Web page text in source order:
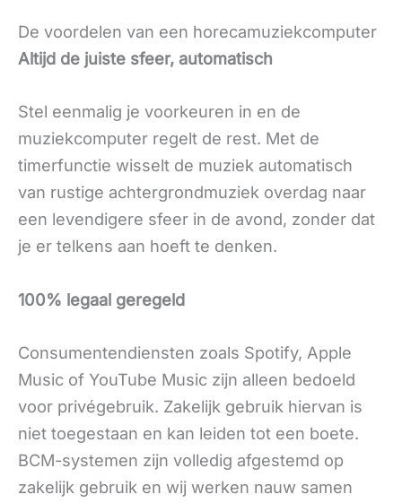
De voordelen van een horecamuziekcomputer
Altijd de juiste sfeer, automatisch
Stel eenmalig je voorkeuren in en de
muziekcomputer regelt de rest. Met de
timerfunctie wisselt de muziek automatisch
van rustige achtergrondmuziek overdag naar
een levendigere sfeer in de avond, zonder dat
je er telkens aan hoeft te denken.
100% legaal geregeld
Consumentendiensten zoals Spotify, Apple
Music of YouTube Music zijn alleen bedoeld
voor privégebruik. Zakelijk gebruik hiervan is
niet toegestaan en kan leiden tot een boete.
BCM-systemen zijn volledig afgestemd op
zakelijk gebruik en wij werken nauw samen